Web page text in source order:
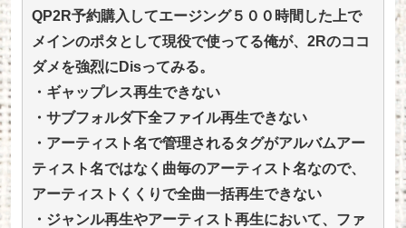
QP2R予約購入してエージング５００時間した上で
メインのポタとして現役で使ってる俺が、2Rのココ
ダメを強烈にDisってみる。
・ギャップレス再生できない
・サブフォルダ下全ファイル再生できない
・アーティスト名で管理されるタグがアルバムアー
ティスト名ではなく曲毎のアーティスト名なので、
アーティストくくりで全曲一括再生できない
・ジャンル再生やアーティスト再生において、ファ